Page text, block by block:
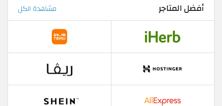
أفضل المتاجر مشاهدة الكل